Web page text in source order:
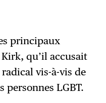
principaux
qu’il accusait
radical vis-à-vis de
personnes LGBT.